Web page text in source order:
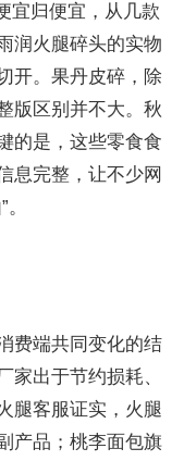
宜归便宜，从几款
润火腿碎头的实物
开。果丹皮碎，除
版区别并不大。秋
的是，这些零食食
息完整，让不少网
费端共同变化的结
家出于节约损耗、
腿客服证实，火腿
产品；桃李面包旗